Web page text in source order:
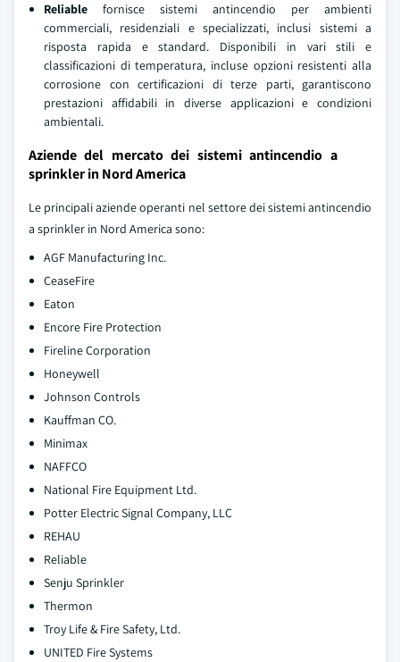
Reliable fornisce sistemi antincendio per ambienti
commerciali, residenziali e specializzati, inclusi sistemi a
risposta rapida e standard. Disponibili in vari stili e
classificazioni di temperatura, incluse opzioni resistenti alla
corrosione con certificazioni di terze parti, garantiscono
prestazioni affidabili in diverse applicazioni e condizioni
ambientali.
Aziende del mercato dei sistemi antincendio a
sprinkler in Nord America
Le principali aziende operanti nel settore dei sistemi antincendio
a sprinkler in Nord America sono:
AGF Manufacturing Inc.
CeaseFire
Eaton
Encore Fire Protection
Fireline Corporation
Honeywell
Johnson Controls
Kauffman CO.
Minimax
NAFFCO
National Fire Equipment Ltd.
Potter Electric Signal Company, LLC
REHAU
Reliable
Senju Sprinkler
Thermon
Troy Life & Fire Safety, Ltd.
UNITED Fire Systems